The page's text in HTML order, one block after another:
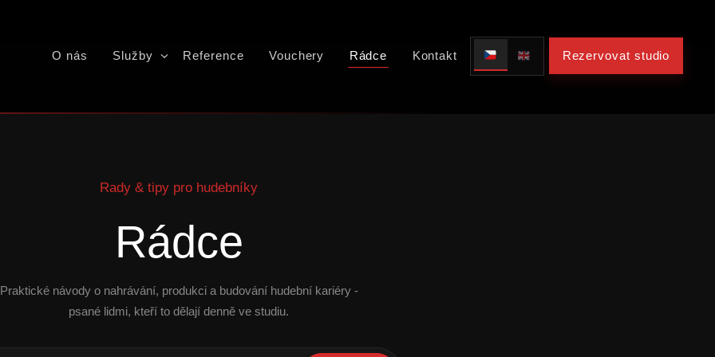
O nás Služby Reference Vouchery Rádce Kontakt Rezervovat studio
Rady & tipy pro hudebníky
Rádce
Praktické návody o nahrávání, produkci a budování hudební kariéry -
psané lidmi, kteří to dělají denně ve studiu.